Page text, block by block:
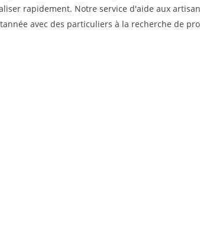
rapidement. Notre service d'aide aux
avec des particuliers à la recherche de